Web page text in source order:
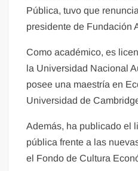
Pública, tuvo que
presidente de Fundación
Como académico, es
la Universidad Nacional
posee una maestría en
Universidad de
Además, ha publicado el
pública frente a las
el Fondo de Cultura